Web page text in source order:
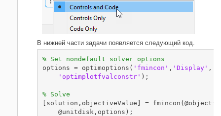
В нижней части задачи появляется следующий код.
% Set nondefault solver options
options = optimoptions( 'fmincon' , 'Display' ,
'optimplotfvalconstr' );
% Solve
[solution,objectiveValue] =
    @unitdisk,options);